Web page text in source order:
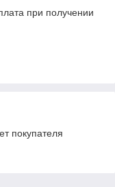
при получении
покупателя